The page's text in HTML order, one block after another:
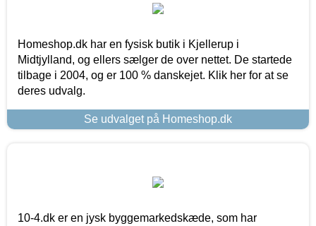
Homeshop.dk har en fysisk butik i Kjellerup i
Midtjylland, og ellers sælger de over nettet. De startede
tilbage i 2004, og er 100 % danskejet. Klik her for at se
deres udvalg.
Se udvalget på Homeshop.dk
10-4.dk er en jysk byggemarkedskæde, som har